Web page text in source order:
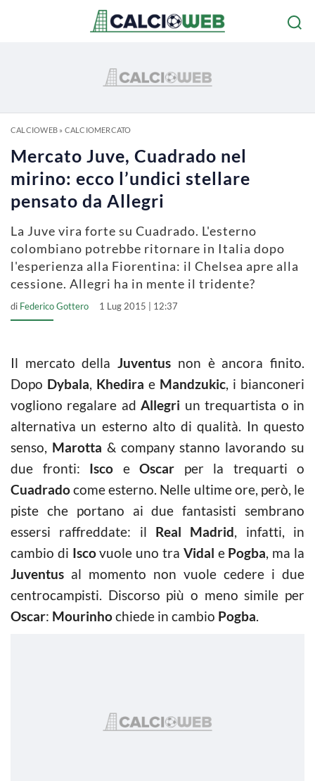
CALCIOWEB» CALCIOMERCATO
Mercato Juve, Cuadrado nel
mirino: ecco l’undici stellare
pensato da Allegri
La Juve vira forte su Cuadrado. L'esterno
colombiano potrebbe ritornare in Italia dopo
l'esperienza alla Fiorentina: il Chelsea apre alla
cessione. Allegri ha in mente il tridente?
di Federico Gottero 1 Lug 2015 | 12:37
Il mercato dellaJuventus non è ancora finito.
Dopo Dybala, Khedira e Mandzukic, i bianconeri
vogliono regalare adAllegri un trequartista o in
alternativa un esterno alto di qualità. In questo
senso, Marotta & company stanno lavorando su
due fronti: Isco e Oscar per la trequarti o
Cuadradocome esterno. Nelle ultime ore, però, le
piste che portano ai due fantasisti sembrano
essersi raffreddate: il Real Madrid, infatti, in
cambio di Iscovuole uno tra Vidal e Pogba, ma la
Juventus al momento non vuole cedere i due
centrocampisti. Discorso più o meno simile per
Oscar: Mourinhochiede in cambio Pogba.